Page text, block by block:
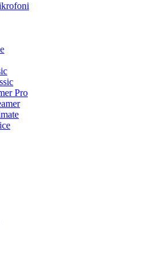
Pro